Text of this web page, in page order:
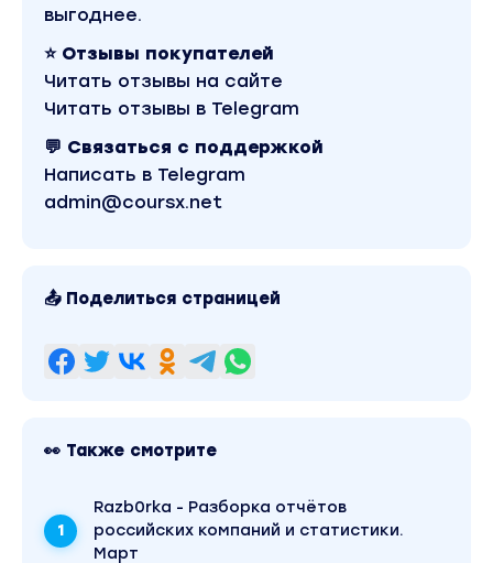
выгоднее.
⭐ Отзывы покупателей
Читать отзывы на сайте
Читать отзывы в Telegram
💬 Связаться с поддержкой
Написать в Telegram
admin@coursx.net
📤 Поделиться страницей
👀 Также смотрите
Razb0rka - Разборка отчётов
российских компаний и статистики.
Март